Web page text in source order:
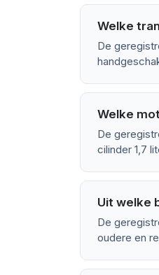
Welke
De
Welke
De
cilinder 1,7
Uit welke
De
oudere en